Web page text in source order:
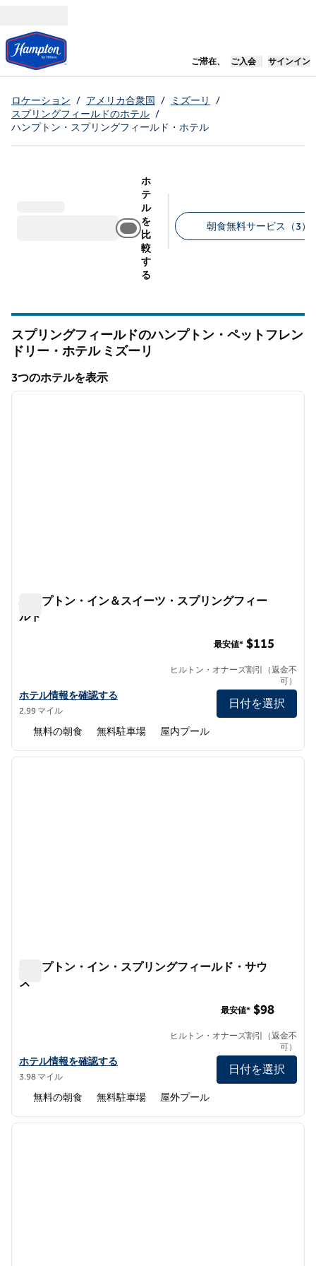
ご滞在、 新しいタブで開
ご入会 サインイン
ロケーション / アメリカ合衆国 / ミズーリ
/
スプリングフィールドのホテル /
ハンプトン・スプリングフィールド・ホテル
ホ
テ
ル
を
比
較
す
る
朝食無料サービス（3）
スプリングフィールドのハンプトン・ペットフレン
ドリー・ホテル ミズーリ
3つのホテルを表示
3つのホテルを表示
1/12
次の
ハンプトン・イン＆スイーツ・スプリングフィー
ルド
ハンプトン・イン＆スイーツ・スプリングフィールド・ホテルの
ホテル情報を確認する
2.99 マイル
最安値* $115
ヒルトン・オナーズ割引（返金不
可）
日付を選択
無料の朝食 無料駐車場 屋内プール
1/12
次の
ハンプトン・イン・スプリングフィールド・サウ
ス
ハンプトン・イン・スプリングフィールド・サウスの詳細を見る
ホテル情報を確認する
3.98 マイル
最安値* $98
ヒルトン・オナーズ割引（返金不
可）
日付を選択
無料の朝食 無料駐車場 屋外プール
1/12
次の